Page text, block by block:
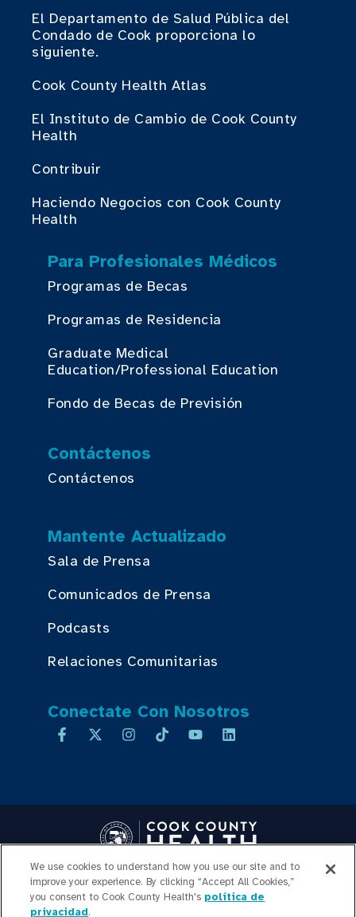
El Departamento de Salud Pública del
Condado de Cook proporciona lo
siguiente.
Cook County Health Atlas
El Instituto de Cambio de Cook County
Health
Contribuir
Haciendo Negocios con Cook County
Health
Para Profesionales Médicos
Programas de Becas
Programas de Residencia
Graduate Medical
Education/Professional Education
Fondo de Becas de Previsión
Contáctenos
Contáctenos
Mantente Actualizado
Sala de Prensa
Comunicados de Prensa
Podcasts
Relaciones Comunitarias
Conectate Con Nosotros
Copyright © 2026 Cook County Health. All Rights Reserved.
INICIO DE SESIÓN DE
EMPLEADOS
We use cookies to understand how you use our site and to
improve your experience. By clicking “Accept All Cookies,”
you consent to Cook County Health's política de
privacidad.